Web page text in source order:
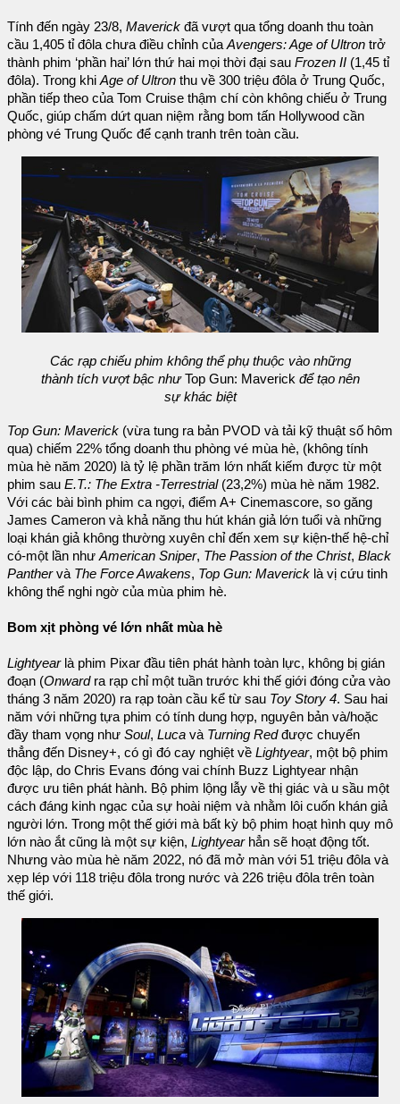
Tính đến ngày 23/8, Maverick đã vượt qua tổng doanh thu toàn
cầu 1,405 tỉ đôla chưa điều chỉnh củaAvengers: Age of Ultron trở
thành phim ‘phần hai’ lớn thứ hai mọi thời đại sau Frozen II (1,45 tỉ
đôla). Trong khiAge of Ultron thu về 300 triệu đôla ở Trung Quốc,
phần tiếp theo của Tom Cruise thậm chí còn không chiếu ở Trung
Quốc, giúp chấm dứt quan niệm rằng bom tấn Hollywood cần
phòng vé Trung Quốc để cạnh tranh trên toàn cầu.
Các rạp chiếu phim không thể phụ thuộc vào những
thành tích vượt bậc nhưTop Gun: Maverickđể tạo nên
sự khác biệt
Top Gun: Maverick (vừa tung ra bản PVOD và tải kỹ thuật số hôm
qua) chiếm 22% tổng doanh thu phòng vé mùa hè, (không tính
mùa hè năm 2020) là tỷ lệ phần trăm lớn nhất kiếm được từ một
phim sau E.T.: The Extra -Terrestrial(23,2%) mùa hè năm 1982.
Với các bài bình phim ca ngợi, điểm A+ Cinemascore, so găng
James Cameron và khả năng thu hút khán giả lớn tuổi và những
loại khán giả không thường xuyên chỉ đến xem sự kiện-thế hệ-chỉ
có-một lần như American Sniper, The Passion of the Christ, Black
Panthervà The Force Awakens, Top Gun: Maverick là vị cứu tinh
không thể nghi ngờ của mùa phim hè.
Bom xịt phòng vé lớn nhất mùa hè
Lightyear là phim Pixar đầu tiên phát hành toàn lực, không bị gián
đoạn (Onward ra rạp chỉ một tuần trước khi thế giới đóng cửa vào
tháng 3 năm 2020) ra rạp toàn cầu kể từ sau Toy Story 4. Sau hai
năm với những tựa phim có tính dung hợp, nguyên bản và/hoặc
đầy tham vọng như Soul, Luca và Turning Redđược chuyển
thẳng đến Disney+, có gì đó cay nghiệt về Lightyear, một bộ phim
độc lập, do Chris Evans đóng vai chính Buzz Lightyear nhận
được ưu tiên phát hành. Bộ phim lộng lẫy về thị giác và u sầu một
cách đáng kinh ngạc của sự hoài niệm và nhằm lôi cuốn khán giả
người lớn. Trong một thế giới mà bất kỳ bộ phim hoạt hình quy mô
lớn nào ắt cũng là một sự kiện, Lightyear hẳn sẽ hoạt động tốt.
Nhưng vào mùa hè năm 2022, nó đã mở màn với 51 triệu đôla và
xẹp lép với 118 triệu đôla trong nước và 226 triệu đôla trên toàn
thế giới.